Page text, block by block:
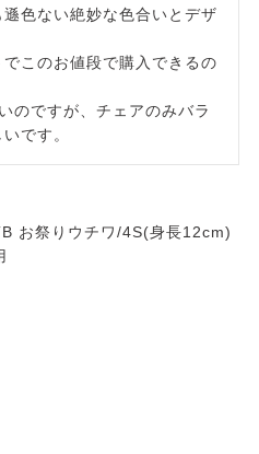
色ない絶妙な色合いとデザ
このお値段で購入できるの
のですが、チェアのみバラ
です。
お祭りウチワ/4S(身長12cm)